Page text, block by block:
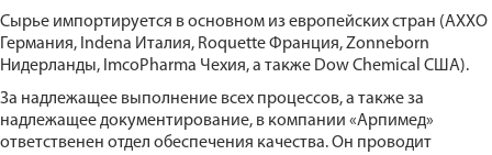
Сырье импортируется в основном из европейских стран (AXXO
Германия, Indena Италия, Roquette Франция, Zonneborn
Нидерланды, ImcoPharma Чехия, а также Dow Chemical США).
За надлежащее выполнение всех процессов, а также за
надлежащее документирование, в компании «Арпимед»
ответственен отдел обеспечения качества. Он проводит